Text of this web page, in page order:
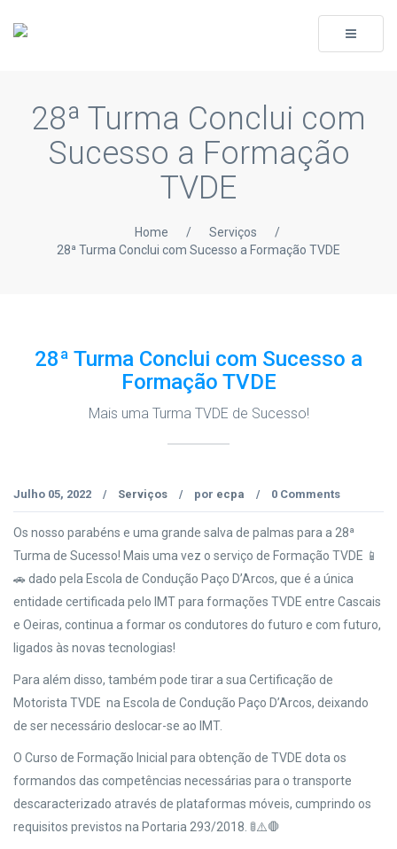
Toggle
28ª Turma Conclui com
Sucesso a Formação
TVDE
Home / Serviços
/
28ª Turma Conclui com Sucesso a Formação TVDE
28ª Turma Conclui com Sucesso a
Formação TVDE
Mais uma Turma TVDE de Sucesso!
Julho 05, 2022 / Serviços / por ecpa / 0 Comments
Os nosso parabéns e uma grande salva de palmas para a 28ª
Turma de Sucesso! Mais uma vez o serviço de Formação TVDE 📱
🚗 dado pela Escola de Condução Paço D’Arcos, que é a única
entidade certificada pelo IMT para formações TVDE entre Cascais
e Oeiras, continua a formar os condutores do futuro e com futuro,
ligados às novas tecnologias!
Para além disso, também pode tirar a sua Certificação de
Motorista TVDE na Escola de Condução Paço D’Arcos, deixando
de ser necessário deslocar-se ao IMT.
O Curso de Formação Inicial para obtenção de TVDE dota os
formandos das competências necessárias para o transporte
descaracterizado através de plataformas móveis, cumprindo os
requisitos previstos na Portaria 293/2018. 🚦⚠️🛑⁠